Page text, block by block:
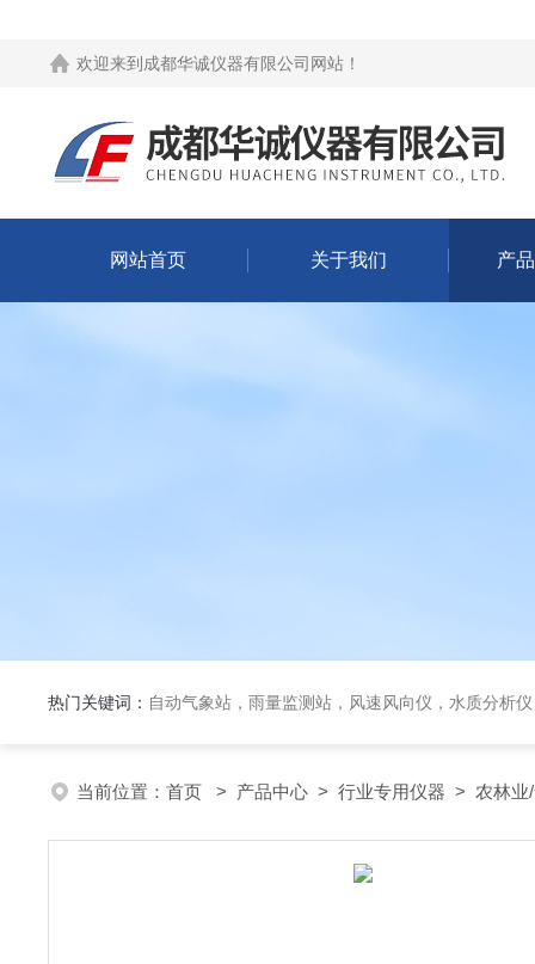
欢迎来到 成都华诚仪器有限公司网站 ！
网站首页 关于我们 产
热门关键词： 自动气象站，雨量监测站，风速风向仪，水质分析
当前位置： 首页 > 产品中心 > 行业专用仪器 > 农林业